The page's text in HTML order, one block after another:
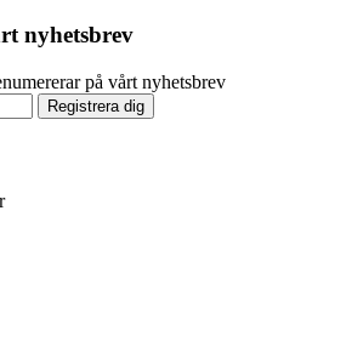
nyhetsbrev
på vårt nyhetsbrev
Registrera dig